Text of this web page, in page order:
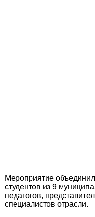
Мероприятие
студентов из 9
педагогов,
специалистов отрасли.